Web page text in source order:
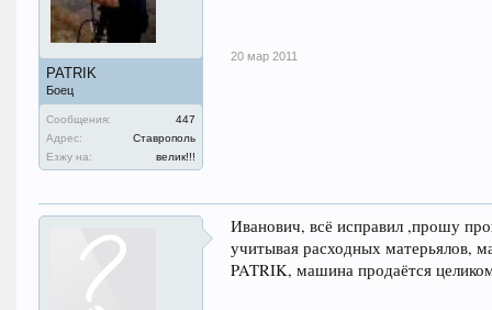
PATRIK
Боец
Сообщения:
447
Адрес:
Ставрополь
Езжу на:
велик!!!
20 мар 2011
Иванович, всё исправил ,прошу
учитывая расходных матерьялов,
PATRIK, машина продаётся